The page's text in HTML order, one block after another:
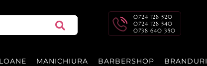
0724 128 520
0724 128 540
0738 640 350
MANICHIURA BARBERSHOP BRANDURI